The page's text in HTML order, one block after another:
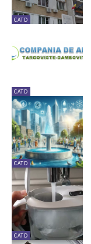
CATD
CATD
CATD
CATD